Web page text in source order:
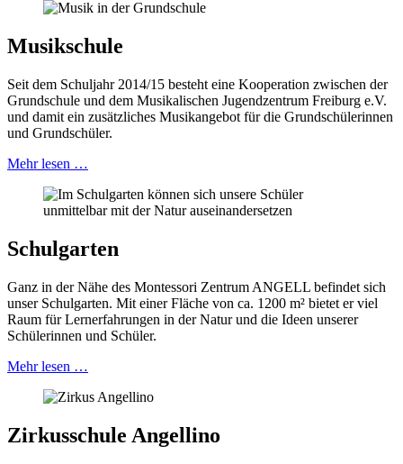
Musikschule
Seit dem Schuljahr 2014/15 besteht eine Kooperation zwischen der
Grundschule und dem Musikalischen Jugendzentrum Freiburg e.V.
und damit ein zusätzliches Musikangebot für die Grundschülerinnen
und Grundschüler.
Mehr lesen …
Schulgarten
Ganz in der Nähe des Montessori Zentrum ANGELL befindet sich
unser Schulgarten. Mit einer Fläche von ca. 1200 m² bietet er viel
Raum für Lernerfahrungen in der Natur und die Ideen unserer
Schülerinnen und Schüler.
Mehr lesen …
Zirkusschule Angellino